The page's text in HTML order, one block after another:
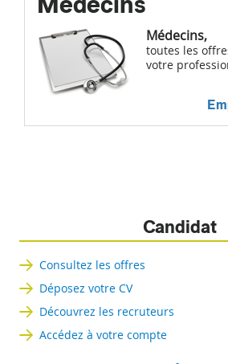
Médecins,
toutes les
votre
Candidat
Consultez les offres
Déposez votre CV
Découvrez les recruteurs
Accédez à votre compte